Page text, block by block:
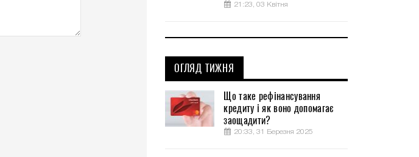
21:23, 03 Квітня
ОГЛЯД ТИЖНЯ
Що таке рефінансування
кредиту і як воно допомагає
заощадити?
20:33, 31 Березня 2025